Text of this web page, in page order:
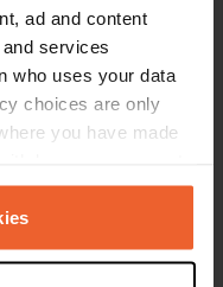
ad and content
services
who uses your data
choices are only
you have made
or by clicking on